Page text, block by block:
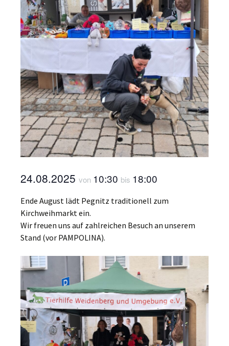
24.08.2025 von 10:30 bis 18:00
Ende August lädt Pegnitz traditionell zum
Kirchweihmarkt ein.
Wir freuen uns auf zahlreichen Besuch an unserem
Stand (vor PAMPOLINA).